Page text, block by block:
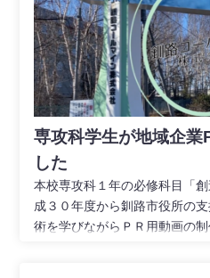
専攻科学生が地域企業
した
本校専攻科１年の必修科目「
成３０年度から釧路市役所の
術を学びながらＰＲ用動画の